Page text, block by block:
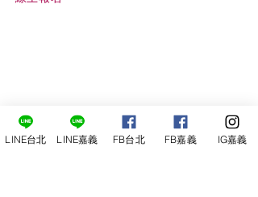
LINE台北 LINE嘉義 FB台北 FB嘉義 IG嘉義